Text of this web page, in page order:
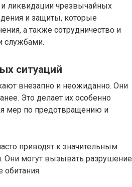
ликвидации чрезвычайных
и защиты, которые
а также сотрудничество и
службами.
ситуаций
внезапно и неожиданно. Они
Это делает их особенно
мер по предотвращению и
приводят к значительным
Они могут вызывать разрушение
обитания.